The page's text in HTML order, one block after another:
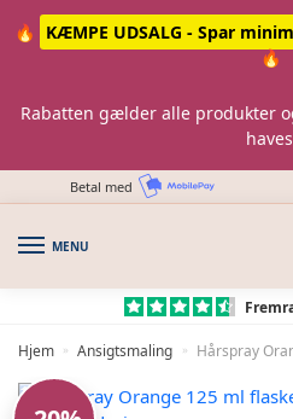
🔥
KÆMPE UDSALG - Spar
🔥
Rabatten gælder alle produkter
Betal med
MENU
Hjem » Ansigtsmaling » Hårspray